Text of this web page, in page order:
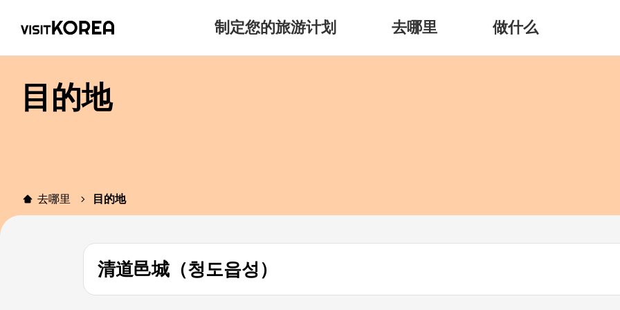
制定您的旅游计划 去哪里 做什么
目的地
去哪里 目的地
清道邑城（청도읍성）